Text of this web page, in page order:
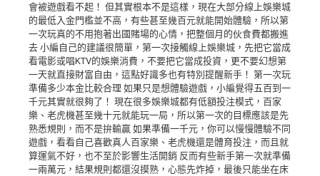
會被遊戲看不起！ 但其實根本不是這樣，現在大部分線上娛樂城
的最低入金門檻並不高，有些甚至幾百元就能開始體驗，所以第
一次玩真的不用抱著出國賭場的心情，把整個月的伙食費都搬進
去 小編自己的建議很簡單，第一次接觸線上娛樂城，先把它當成
看電影或唱KTV的娛樂消費，不要把它當成投資，更不要幻想第
一天就直接財富自由，這點好識多也有特別提醒新手！ 第一次玩
準備多少本金比較合理 如果只是想體驗遊戲，小編覺得五百到一
千元其實就很夠了！ 現在很多娛樂城都有低額投注模式，百家
樂、老虎機甚至幾十元就能玩一局，所以第一次的目標應該是先
熟悉規則，而不是拚輸贏 如果準備一千元，你可以慢慢體驗不同
遊戲，看看自己喜歡真人百家樂、老虎機還是體育投注，而且就
算運氣不好，也不至於影響生活開銷 反而有些新手第一次就準備
一兩萬元，結果規則都還沒摸熟，心態先炸掉，最後只能坐在床